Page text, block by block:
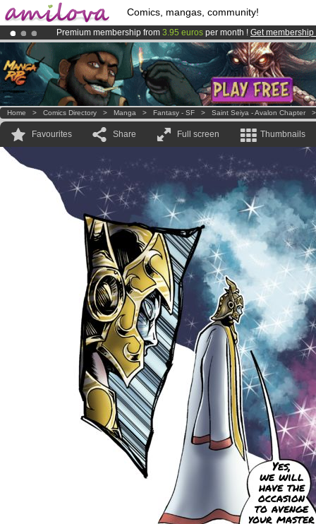
Comics, mangas, community!
Premium membership from 3.95 euros per month ! Get membership
Already 134393membersand 1208comics & mangas!.
AmilovaKickstarter is now LIVE!.
Home > Comics Directory > Manga > Fantasy - SF > Saint Seiya - Avalon Chapter
Favourites Share Full screen Thumbnails
Yes,
we will
have the
occasion
to avenge
your master